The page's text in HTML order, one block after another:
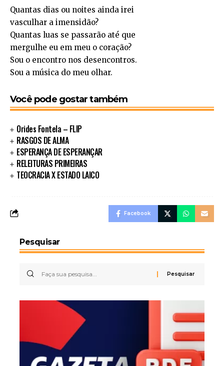
Quantas dias ou noites ainda irei
vasculhar a imensidão?
Quantas luas se passarão até que
mergulhe eu em meu o coração?
Sou o encontro nos desencontros.
Sou a música do meu olhar.
Você pode gostar também
Orides Fontela – FLIP
RASGOS DE ALMA
ESPERANÇA DE ESPERANÇAR
RELEITURAS PRIMEIRAS
TEOCRACIA X ESTADO LAICO
Facebook
Pesquisar